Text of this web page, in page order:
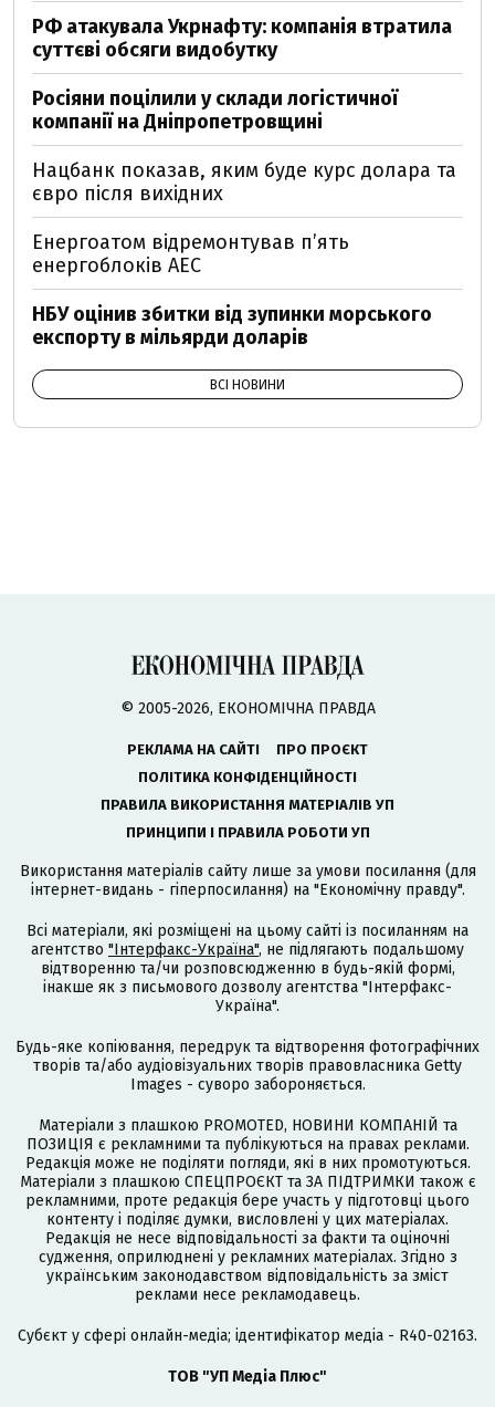
РФ атакувала Укрнафту: компанія втратила
суттєві обсяги видобутку
Росіяни поцілили у склади логістичної
компанії на Дніпропетровщині
Нацбанк показав, яким буде курс долара та
євро після вихідних
Енергоатом відремонтував п’ять
енергоблоків АЕС
НБУ оцінив збитки від зупинки морського
експорту в мільярди доларів
ВСІ НОВИНИ
© 2005-2026, ЕКОНОМІЧНА ПРАВДА
РЕКЛАМА НА САЙТІ
ПРО ПРОЄКТ
ПОЛІТИКА КОНФІДЕНЦІЙНОСТІ
ПРАВИЛА ВИКОРИСТАННЯ МАТЕРІАЛІВ УП
ПРИНЦИПИ І ПРАВИЛА РОБОТИ УП
Використання матеріалів сайту лише за умови посилання (для
інтернет-видань - гіперпосилання) на "Економічну правду".
Всі матеріали, які розміщені на цьому сайті із посиланням на
агентство "Інтерфакс-Україна", не підлягають подальшому
відтворенню та/чи розповсюдженню в будь-якій формі,
інакше як з письмового дозволу агентства "Інтерфакс-
Україна".
Будь-яке копіювання, передрук та відтворення фотографічних
творів та/або аудіовізуальних творів правовласника Getty
Images - суворо забороняється.
Матеріали з плашкою PROMOTED, НОВИНИ КОМПАНІЙ та
ПОЗИЦІЯ є рекламними та публікуються на правах реклами.
Редакція може не поділяти погляди, які в них промотуються.
Матеріали з плашкою СПЕЦПРОЄКТ та ЗА ПІДТРИМКИ також є
рекламними, проте редакція бере участь у підготовці цього
контенту і поділяє думки, висловлені у цих матеріалах.
Редакція не несе відповідальності за факти та оціночні
судження, оприлюднені у рекламних матеріалах. Згідно з
українським законодавством відповідальність за зміст
реклами несе рекламодавець.
Cубєкт у сфері онлайн-медіа; ідентифікатор медіа - R40-02163.
ТОВ "УП Медіа Плюс"